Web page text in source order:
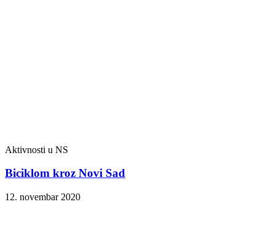
Aktivnosti u NS
Biciklom kroz Novi Sad
12. novembar 2020